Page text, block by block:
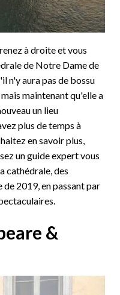
à droite et vous
de Notre Dame de
n'y aura pas de bossu
maintenant qu'elle a
un lieu
plus de temps à
en savoir plus,
un guide expert vous
cathédrale, des
2019, en passant par
&